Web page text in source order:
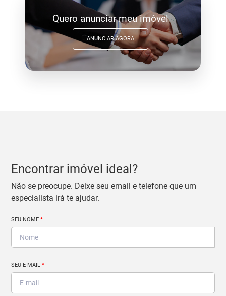
Quero anunciar meu imóvel
ANUNCIAR AGORA
Encontrar imóvel ideal?
Não se preocupe. Deixe seu email e telefone que um
especialista irá te ajudar.
SEU NOME*
SEU E-MAIL*